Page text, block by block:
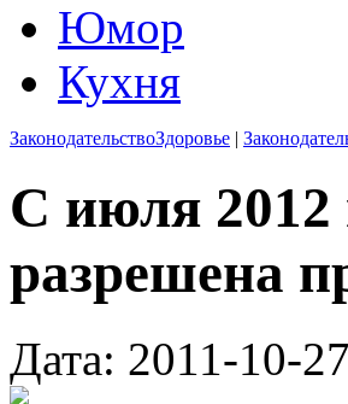
Юмор
Кухня
ЗаконодательствоЗдоровье |
С июля 2012
разрешена
Дата: 2011-10-